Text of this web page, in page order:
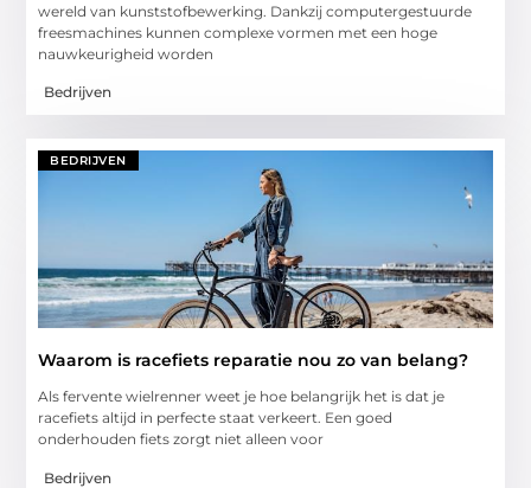
wereld van kunststofbewerking. Dankzij computergestuurde
freesmachines kunnen complexe vormen met een hoge
nauwkeurigheid worden
Bedrijven
BEDRIJVEN
Waarom is racefiets reparatie nou zo van belang?
Als fervente wielrenner weet je hoe belangrijk het is dat je
racefiets altijd in perfecte staat verkeert. Een goed
onderhouden fiets zorgt niet alleen voor
Bedrijven